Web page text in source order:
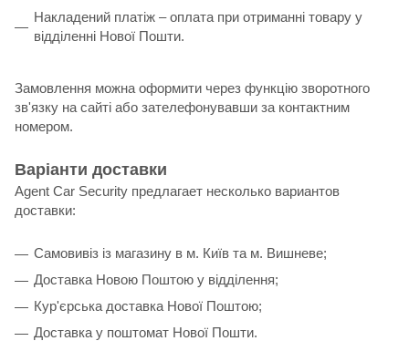
Накладений платіж – оплата при отриманні товару у
відділенні Нової Пошти.
Замовлення можна оформити через функцію зворотного
зв'язку на сайті або зателефонувавши за контактним
номером.
Варіанти доставки
Agent Car Security предлагает несколько вариантов
доставки:
Самовивіз із магазину в м. Київ та м. Вишневе;
Доставка Новою Поштою у відділення;
Кур'єрська доставка Нової Поштою;
Доставка у поштомат Нової Пошти.